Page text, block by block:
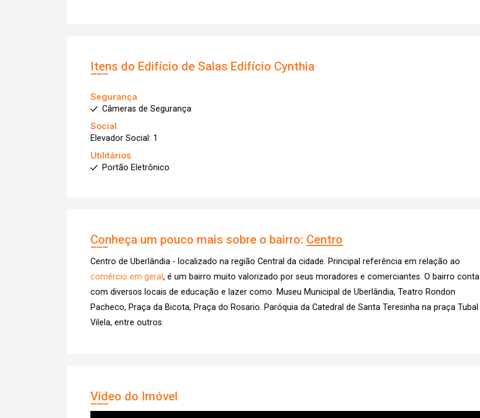
Itens do Edifício de Salas Edifício Cynthia
Segurança
Câmeras de Segurança
Social
Elevador Social: 1
Utilitários
Portão Eletrônico
Conheça um pouco mais sobre o bairro: Centro
Centro de Uberlândia - localizado na região Central da cidade. Principal referência em relação ao
comércio em geral, é um bairro muito valorizado por seus moradores e comerciantes. O bairro conta
com diversos locais de educação e lazer como: Museu Municipal de Uberlândia, Teatro Rondon
Pacheco, Praça da Bicota, Praça do Rosario. Paróquia da Catedral de Santa Teresinha na praça Tubal
Vilela, entre outros.
Vídeo do Imóvel